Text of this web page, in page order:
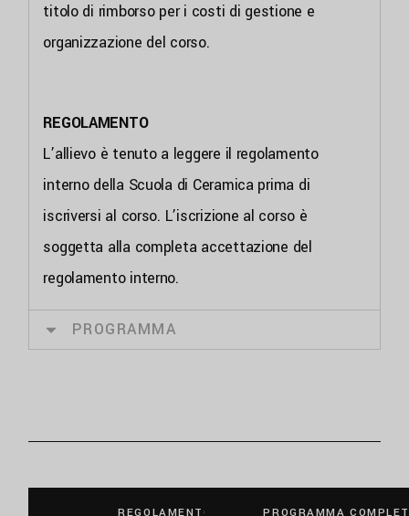
titolo di rimborso per i costi di gestione e
organizzazione del corso.
REGOLAMENTO
L’allievo è tenuto a leggere il regolamento
interno della Scuola di Ceramica prima di
iscriversi al corso. L’iscrizione al corso è
soggetta alla completa accettazione del
regolamento interno.
PROGRAMMA
REGOLAMENTO PROGRAMMA